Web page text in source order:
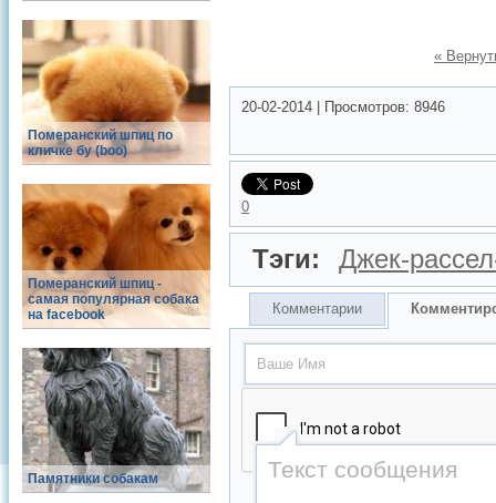
Померанский шпиц по
кличке бу (boo)
Померанский шпиц -
cамая популярная собака
на facebook
Памятники собакам
«
20-02-2014 Просмотров: 8946
0
Тэги: Джек-
Комментарии